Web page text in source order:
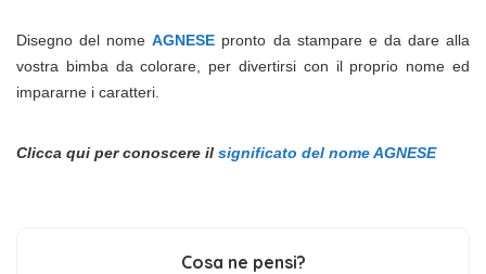
Disegno del nomeAGNESE pronto da stampare e da dare alla
vostra bimba da colorare, per divertirsi con il proprio nome ed
impararne i caratteri.
Clicca qui per conoscere il significato del nome AGNESE
Cosa ne pensi?